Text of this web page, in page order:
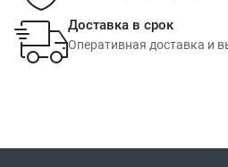
Доставка в срок
Оперативная доставка и